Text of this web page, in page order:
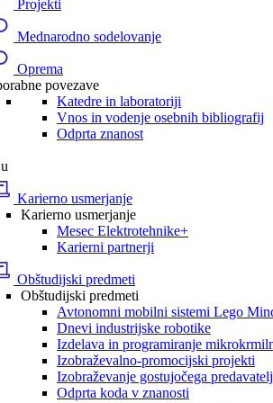
Projekti
Mednarodno sodelovanje
Oprema
povezave
Katedre in laboratoriji
Vnos in vodenje osebnih bibliografij
Odprta znanost
Karierno usmerjanje
Karierno usmerjanje
Mesec Elektrotehnike+
Karierni partnerji
Obštudijski predmeti
Obštudijski predmeti
Avtonomni mobilni sistemi Lego
Dnevi industrijske robotike
Izdelava in programiranje
Izobraževalno-promocijski projekti
Izobraževanje gostujočega
Odprta koda v znanosti